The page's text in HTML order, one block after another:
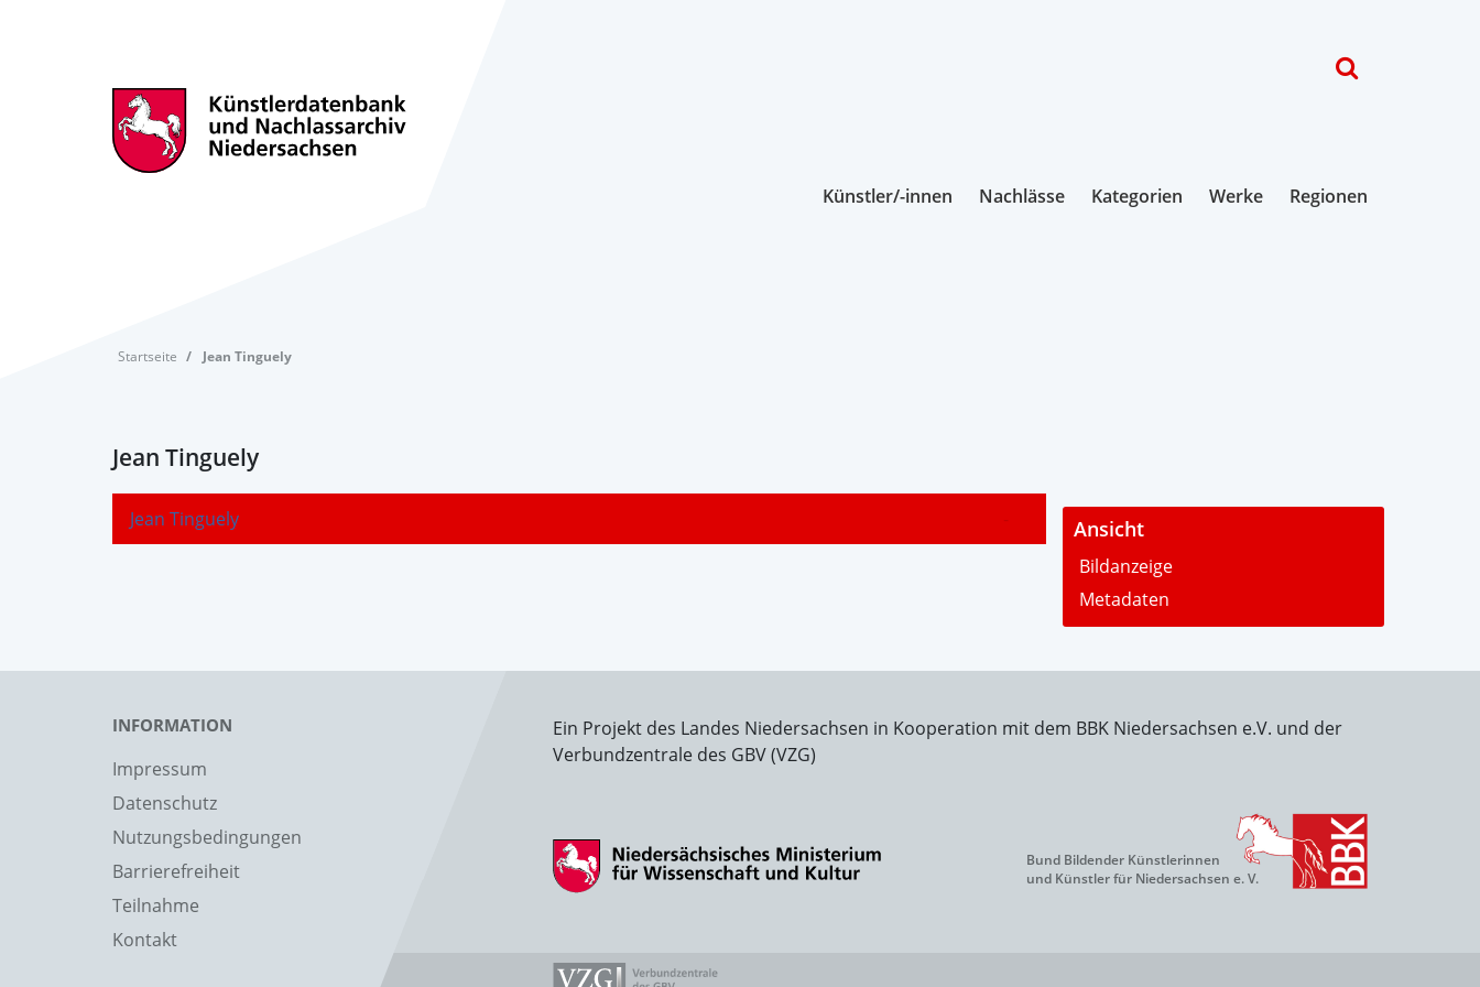
Künstler/-innen Nachlässe Kategorien Werke Regionen
Startseite Jean Tinguely
Jean Tinguely
Jean Tinguely - Ansicht
Bildanzeige
Metadaten
INFORMATION
Impressum
Datenschutz
Nutzungsbedingungen
Barrierefreiheit
Teilnahme
Kontakt
Ein Projekt des Landes Niedersachsen in Kooperation mit dem BBK Niedersachsen e.V. und der
Verbundzentrale des GBV (VZG)
Bund Bildender Künstlerinnen
und Künstler für Niedersachsen e. V.